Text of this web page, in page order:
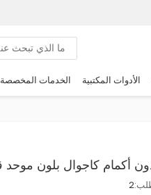
الأدوات المكتبية الخدمات المخصصة
2